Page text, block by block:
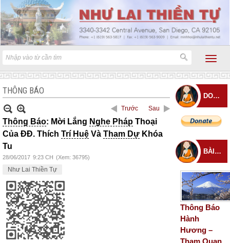
THÔNG BÁO
Trước Sau
Thông Báo: Mời Lắng Nghe Pháp Thoại
Của ĐĐ. Thích Trí Huệ Và Tham Dự Khóa
Tu
28/06/2017 9:23 CH (Xem: 36795)
Như Lai Thiền Tự
DONATE
BÀI ĐĂNG MỚI
Thông Báo
Hành
Hương –